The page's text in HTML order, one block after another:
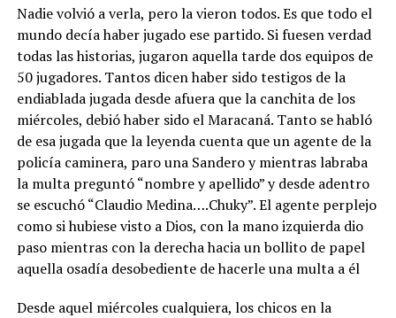
Nadie volvió a verla, pero la vieron todos. Es que todo el
mundo decía haber jugado ese partido. Si fuesen verdad
todas las historias, jugaron aquella tarde dos equipos de
50 jugadores. Tantos dicen haber sido testigos de la
endiablada jugada desde afuera que la canchita de los
miércoles, debió haber sido el Maracaná. Tanto se habló
de esa jugada que la leyenda cuenta que un agente de la
policía caminera, paro una Sandero y mientras labraba
la multa preguntó “nombre y apellido” y desde adentro
se escuchó “Claudio Medina….Chuky”. El agente perplejo
como si hubiese visto a Dios, con la mano izquierda dio
paso mientras con la derecha hacia un bollito de papel
aquella osadía desobediente de hacerle una multa a él
Desde aquel miércoles cualquiera, los chicos en la